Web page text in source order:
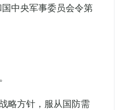
中央军事委员会令第
略方针，服从国防需